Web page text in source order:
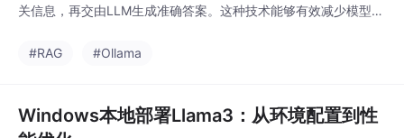
关信息，再交由LLM生成准确答案。这种技术能够有效减少模型幻
与本地大模型部署方案结合使用，Ollama作为轻量级的本地模型
#RAG #Ollama
Windows本地部署Llama3：从环境配置到性